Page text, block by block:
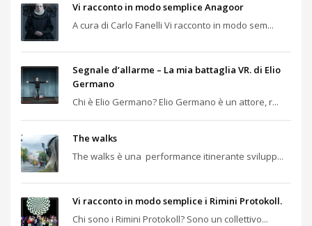
Vi racconto in modo semplice Anagoor
A cura di Carlo Fanelli Vi racconto in modo sem...
Segnale d’allarme – La mia battaglia VR. di Elio
Germano
Chi è Elio Germano? Elio Germano è un attore, r...
The walks
The walks è una performance itinerante svilupp...
Vi racconto in modo semplice i Rimini Protokoll.
Chi sono i Rimini Protokoll? Sono un collettivo...